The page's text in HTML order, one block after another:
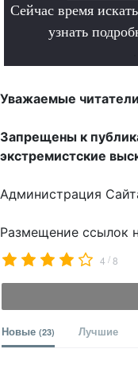
Сейчас время
узнать
Уважаемые
Запрещены к
экстремистские
Администрация
Размещение ссылок
4 /8
Новые (23) Лучшие